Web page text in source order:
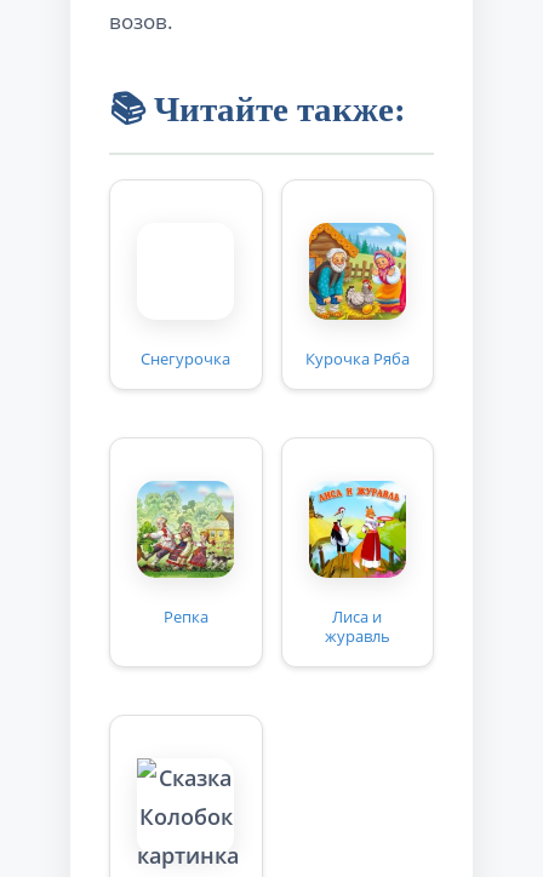
возов.
📚 Читайте также:
Снегурочка Курочка Ряба
Репка
Лиса и
журавль